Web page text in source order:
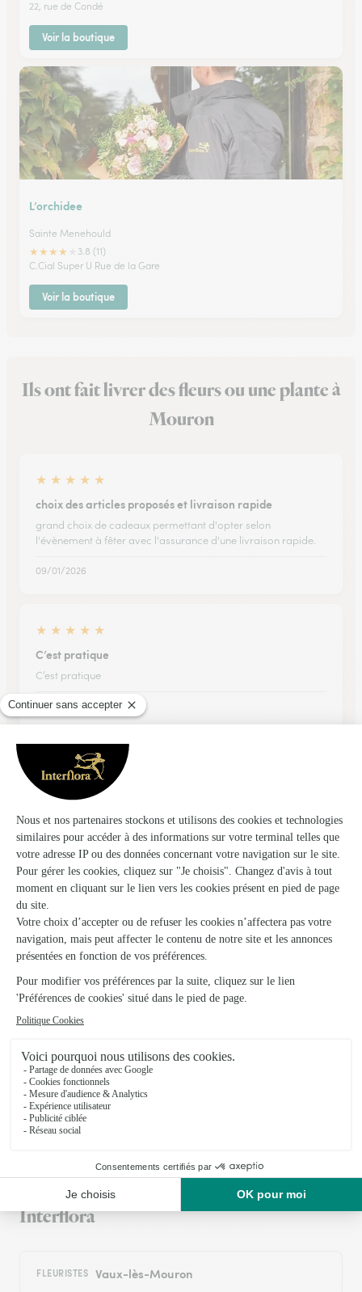
22, rue de Condé
Voir la boutique
L’orchidee
Sainte Menehould
★★★★
3.8 (11)
C.Cial Super U Rue de la Gare
Voir la boutique
Ils ont fait livrer des fleurs ou une plante à
Mouron
★ ★ ★ ★ ★
choix des articles proposés et livraison rapide
grand choix de cadeaux permettant d'opter selon
l'évènement à fêter avec l'assurance d'une livraison rapide.
09/01/2026
★ ★ ★ ★ ★
C’est pratique
C’est pratique
21/04/2026
★ ★ ★
Très bien
rupture, appel du fleuriste, bon échange pour idées et conseil
de remplacement : très bon choix Livraison dans le créneau
horaire Nickel
01/06/2026
★ ★ ★ ★ ★
Hâte que ma grand mère reçoit le bouquet
28/02/2026
Trustpilot Échantillon d'avis clients fourni via Trustpilot.
les avis de la marque Interflora sur Trustpilot
Livraison de fleurs à Mouron et autour :
les villes proches couvertes par le réseau
Interflora
FLEURISTES Vaux-lès-Mouron